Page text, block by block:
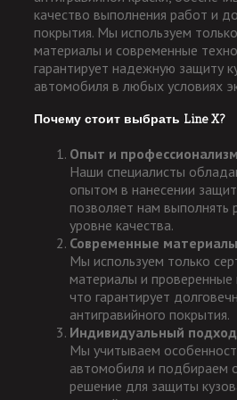
качество выполнения работ и
покрытия. Мы используем
материалы и современные
гарантирует надежную защиту
автомобиля в любых условиях
Почему стоит выбрать Line X?
Опыт и профессионализм
Наши специалисты
опытом в нанесении
позволяет нам
уровне качества.
Современные материалы
Мы используем только
материалы и
что гарантирует
антигравийного покрытия.
Индивидуальный подход
Мы учитываем
автомобиля и подбираем
решение для защиты